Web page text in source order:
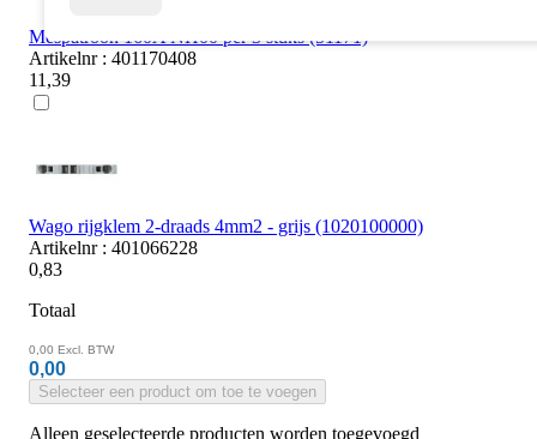
Mespatroon 160A NH00 per 3 stuks (51171)
Artikelnr : 401170408
11,39
Wago rijgklem 2-draads 4mm2 - grijs (1020100000)
Artikelnr : 401066228
0,83
Totaal
0,00 Excl. BTW
0,00
Selecteer een product om toe te voegen
Alleen geselecteerde producten worden toegevoegd